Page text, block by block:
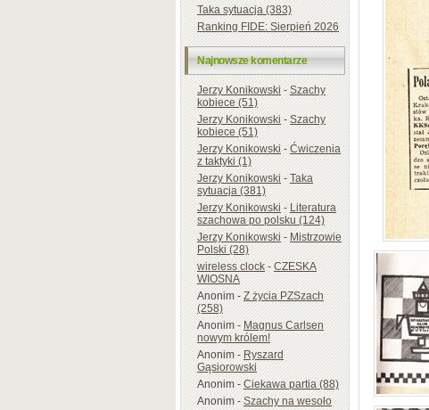
Taka sytuacja (383)
Ranking FIDE: Sierpień 2026
Najnowsze komentarze
Jerzy Konikowski-Szachy
kobiece (51)
Jerzy Konikowski-Szachy
kobiece (51)
Jerzy Konikowski-Ćwiczenia
z taktyki (1)
Jerzy Konikowski-Taka
sytuacja (381)
Jerzy Konikowski-Literatura
szachowa po polsku (124)
Jerzy Konikowski-Mistrzowie
Polski (28)
wireless clock-CZESKA
WIOSNA
Anonim-Z życia PZSzach
(258)
Anonim-Magnus Carlsen
nowym królem!
Anonim-Ryszard
Gąsiorowski
Anonim-Ciekawa partia (88)
Anonim-Szachy na wesoło